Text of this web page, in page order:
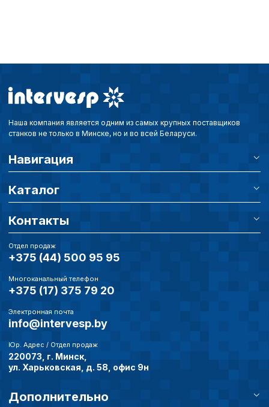
Наша компания является одним из самых крупных поставщиков
станков не только в Минске, но и во всей Беларуси.
Навигация
Каталог
Контакты
Отдел продаж
+375 (44) 500 95 95
Многоканальный телефон
+375 (17) 375 79 20
Электронная почта
info@intervesp.by
Юр. Адрес / Отдел продаж
220073, г. Минск,
ул. Харьковская, д. 58, офис 9н
Дополнительно